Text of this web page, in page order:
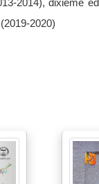
2014), dixième
2020)